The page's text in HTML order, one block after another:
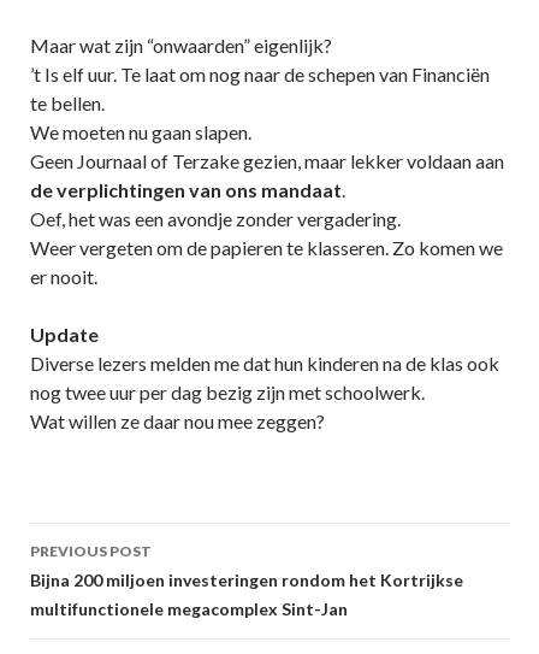
Maar wat zijn “onwaarden” eigenlijk?
’t Is elf uur. Te laat om nog naar de schepen van Financiën
te bellen.
We moeten nu gaan slapen.
Geen Journaal of Terzake gezien, maar lekker voldaan aan
de verplichtingen van ons mandaat.
Oef, het was een avondje zonder vergadering.
Weer vergeten om de papieren te klasseren. Zo komen we
er nooit.
Update
Diverse lezers melden me dat hun kinderen na de klas ook
nog twee uur per dag bezig zijn met schoolwerk.
Wat willen ze daar nou mee zeggen?
Post
navigation
PREVIOUS POST
Bijna 200 miljoen investeringen rondom het Kortrijkse
multifunctionele megacomplex Sint-Jan